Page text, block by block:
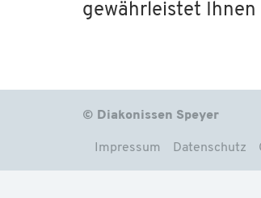
gewährleistet
© Diakonissen Speyer
Impressum Datenschutz